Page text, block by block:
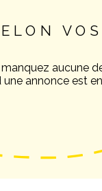
aucune
annonce est